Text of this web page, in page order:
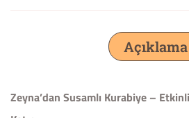
Açıklama
Zeyna’dan Susamlı Kurabiye –